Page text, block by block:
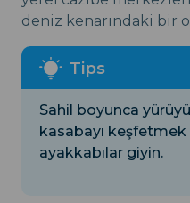
deniz kenarındaki bir
Sahil boyunca
kasabayı
ayakkabılar giyin.